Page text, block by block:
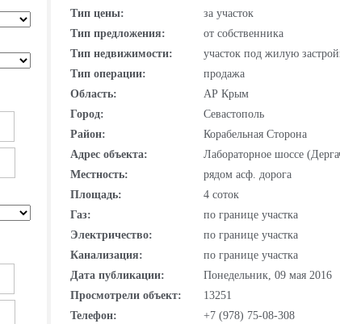
Тип цены:
за участок
Тип предложения:
от собственника
Тип недвижимости:
участок под жилую
Тип операции:
продажа
Область:
АР Крым
Город:
Севастополь
Район:
Корабельная Сторона
Адрес объекта:
Лабораторное шоссе
Местность:
рядом асф. дорога
Площадь:
4 соток
Газ:
по границе участка
Электричество:
по границе участка
Канализация:
по границе участка
Дата публикации:
Понедельник, 09 мая 2016
Просмотрели объект:
13251
Телефон:
+7 (978) 75-08-308